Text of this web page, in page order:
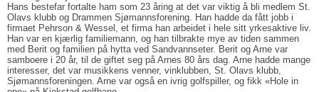
Hans bestefar fortalte ham som 23 åring at det var viktig å bli medlem St.
Olavs klubb og Drammen Sjømannsforening.
Han hadde da fått jobb i
firmaet Pehrson & Wessel, et firma han arbeidet i hele sitt yrkesaktive liv.
Han var en kjærlig familiemann, og han tilbrakte mye av tiden sammen
med Berit og familien på hytta ved Sandvannseter. Berit og Arne var
samboere i 20 år, til de giftet seg på Arnes 80 års dag. Arne hadde mange
interesser, det var musikkens venner, vinklubben, St. Olavs klubb,
Sjømannsforeningen. Arne var også en ivrig golfspiller, og fikk «Hole in